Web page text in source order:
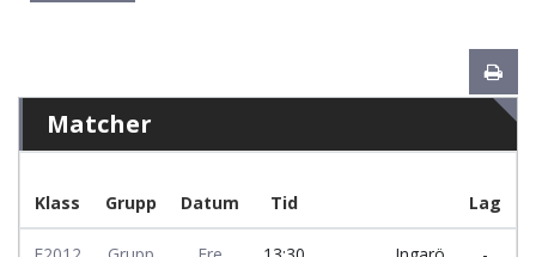
Matcher
Klass Grupp Datum Tid Lag